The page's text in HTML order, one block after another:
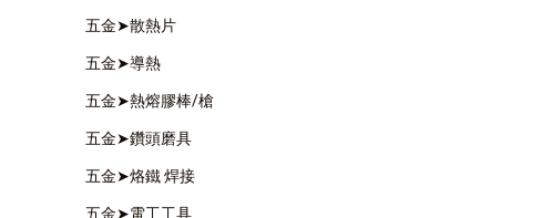
五金➤散熱片
五金➤導熱
五金➤熱熔膠棒/槍
五金➤鑽頭磨具
五金➤烙鐵 焊接
五金➤電工工具